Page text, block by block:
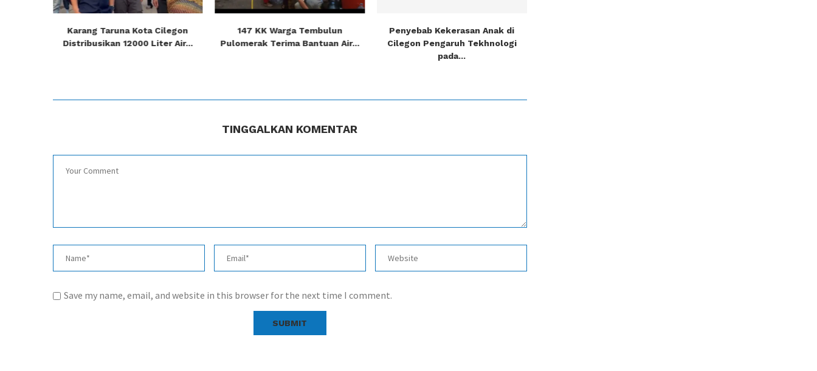
Karang Taruna Kota Cilegon
Distribusikan 12000 Liter Air...
147 KK Warga Tembulun
Pulomerak Terima Bantuan Air...
Penyebab Kekerasan Anak di
Cilegon Pengaruh Tekhnologi
pada...
TINGGALKAN KOMENTAR
Save my name, email, and website in this browser for the next time I comment.